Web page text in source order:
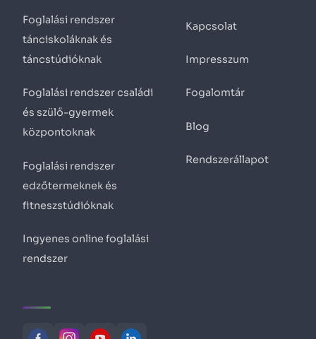
Foglalási rendszer
tánciskoláknak és
táncstúdióknak
Foglalási rendszer családi
és szülő-gyermek
központoknak
Foglalási rendszer
edzőtermeknek és
fitneszstúdióknak
Ingyenes online foglalási
rendszer
Kapcsolat
Impresszum
Fogalomtár
Blog
Rendszerállapot